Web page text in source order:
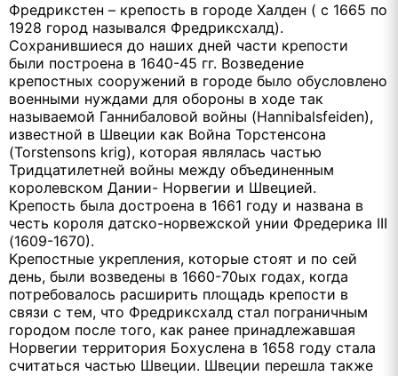
Фредрикстен – крепость в городе Халден ( с 1665 по
1928 город назывался Фредриксхалд).
Сохранившиеся до наших дней части крепости
были построена в 1640-45 гг. Возведение
крепостных сооружений в городе было обусловлено
военными нуждами для обороны в ходе так
называемой Ганнибаловой войны (Hannibalsfeiden),
известной в Швеции как Война Торстенсона
(Torstensons krig), которая являлась частью
Тридцатилетней войны между объединенным
королевском Дании- Норвегии и Швецией.
Крепость была достроена в 1661 году и названа в
честь короля датско-норвежской унии Фредерика III
(1609-1670).
Крепостные укрепления, которые стоят и по сей
день, были возведены в 1660-70ых годах, когда
потребовалось расширить площадь крепости в
связи с тем, что Фредриксхалд стал пограничным
городом после того, как ранее принадлежавшая
Норвегии территория Бохуслена в 1658 году стала
считаться частью Швеции. Швеции перешла также